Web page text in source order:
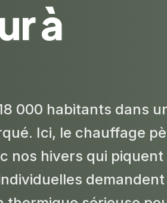
à
000 habitants dans
Ici, le chauffage
nos hivers qui piquent
demandent